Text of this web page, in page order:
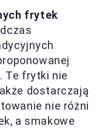
frytek
Te frytki nie
dostarczają
nie różni
a smakowe